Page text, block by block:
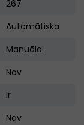
267
Automātiska
Manuāla
Nav
Ir
Nav